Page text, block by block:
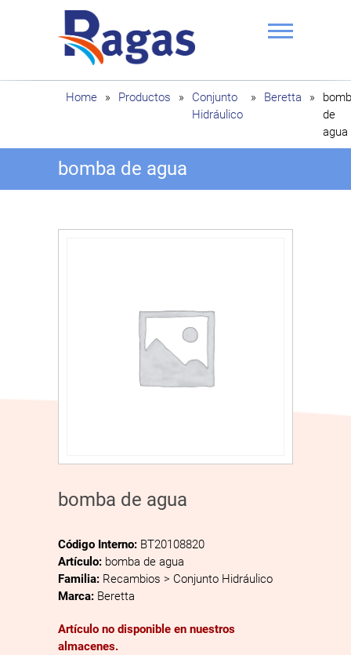
Ragas
Home » Productos »
Conjunto
Hidráulico
» Beretta »
de
agua
bomba de agua
bomba de agua
Código Interno: BT20108820
Artículo: bomba de agua
Familia: Recambios > Conjunto Hidráulico
Marca: Beretta
Artículo no disponible en nuestros
almacenes.